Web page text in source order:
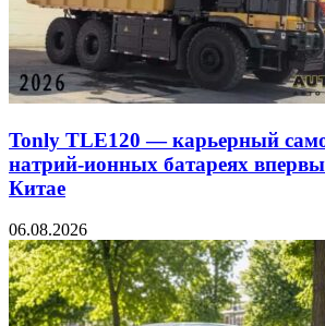
Tonly TLE120 — карьерный
натрий-ионных батареях
Китае
06.08.2026